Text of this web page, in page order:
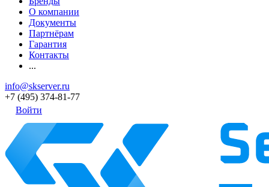
О компании
Документы
Партнёрам
Гарантия
Контакты
...
info@skserver.ru
+7 (495) 374-81-77
Войти